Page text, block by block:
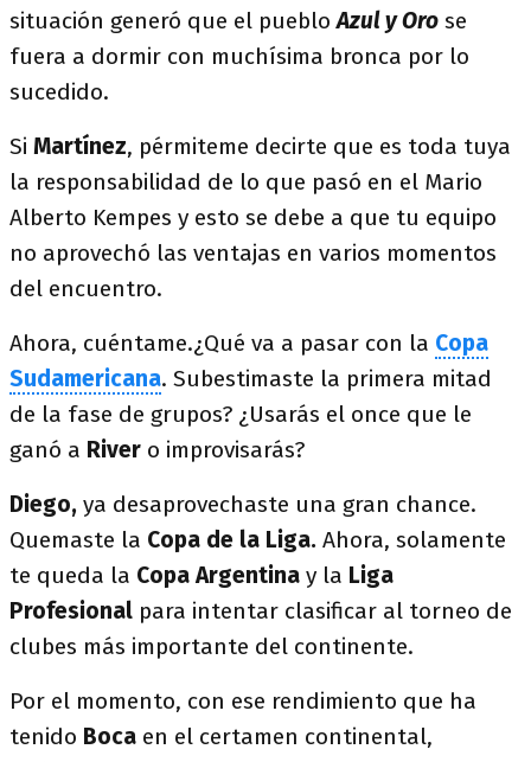
situación generó que el puebloAzul y Oro se
fuera a dormir con muchísima bronca por lo
sucedido.
Si Martínez, pérmiteme decirte que es toda tuya
la responsabilidad de lo que pasó en el Mario
Alberto Kempes y esto se debe a que tu equipo
no aprovechó las ventajas en varios momentos
del encuentro.
Ahora, cuéntame.¿Qué va a pasar con la Copa
Sudamericana. Subestimaste la primera mitad
de la fase de grupos? ¿Usarás el once que le
ganó a River o improvisarás?
Diego, ya desaprovechaste una gran chance.
Quemaste la Copa de la Liga. Ahora, solamente
te queda la Copa Argentina y la Liga
Profesional para intentar clasificar al torneo de
clubes más importante del continente.
Por el momento, con ese rendimiento que ha
tenido Boca en el certamen continental,